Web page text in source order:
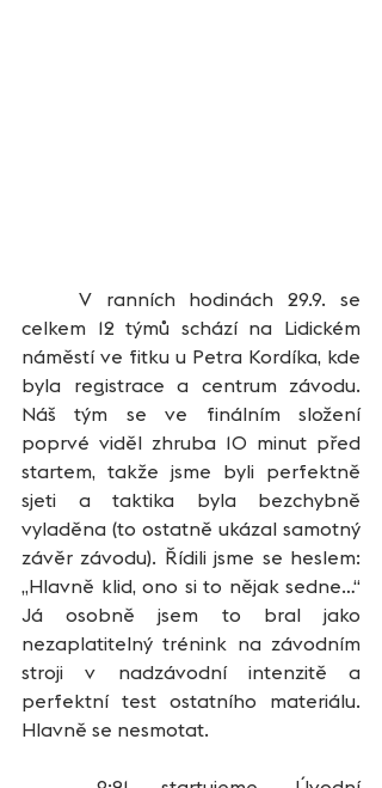
celkem 12 týmů schází na Lidickém
náměstí ve fitku u Petra Kordíka, kde
byla registrace a centrum závodu.
Náš tým se ve finálním složení
poprvé viděl zhruba 10 minut před
startem, takže jsme byli perfektně
sjeti a taktika byla bezchybně
vyladěna (to ostatně ukázal samotný
závěr závodu). Řídili jsme se heslem:
„Hlavně klid, ono si to nějak sedne…“
Já osobně jsem to bral jako
nezaplatitelný trénink na závodním
stroji v nadzávodní intenzitě a
perfektní test ostatního materiálu.
Hlavně se nesmotat.